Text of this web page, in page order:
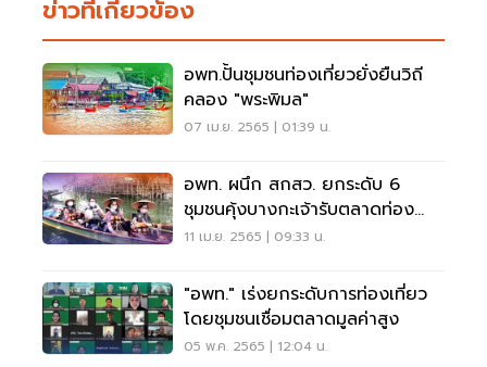
ข่าวที่เกี่ยวข้อง
อพท.ปั้นชุมชนท่องเที่ยวยั่งยืนวิถี
คลอง "พระพิมล"
07 เม.ย. 2565 | 01:39 น.
อพท. ผนึก สกสว. ยกระดับ 6
ชุมชนคุ้งบางกะเจ้ารับตลาดท่อง
เที่ยวคุณภาพสูง
11 เม.ย. 2565 | 09:33 น.
"อพท." เร่งยกระดับการท่องเที่ยว
โดยชุมชนเชื่อมตลาดมูลค่าสูง
05 พ.ค. 2565 | 12:04 น.